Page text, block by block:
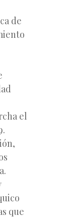
de
el
que